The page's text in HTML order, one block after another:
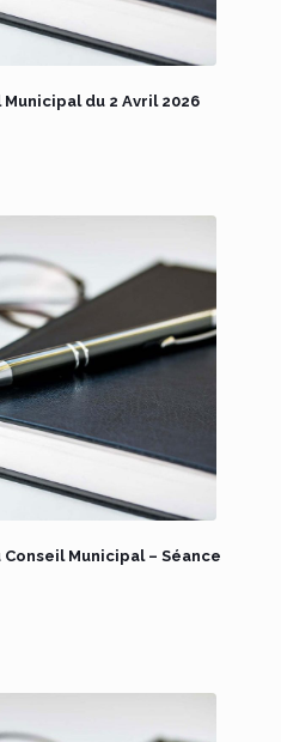
Municipal du 2 Avril 2026
Municipal – Séance